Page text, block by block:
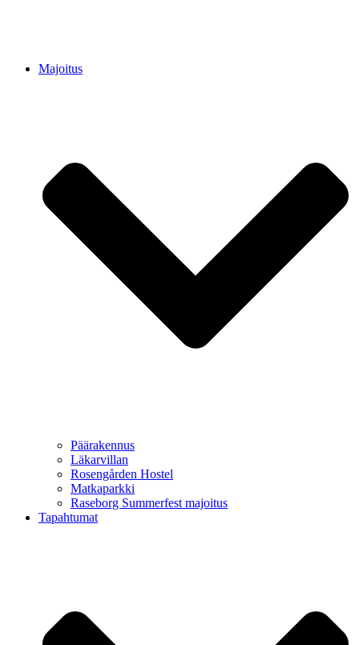
Majoitus
Päärakennus
Läkarvillan
Rosengården Hostel
Matkaparkki
Raseborg Summerfest majoitus
Tapahtumat